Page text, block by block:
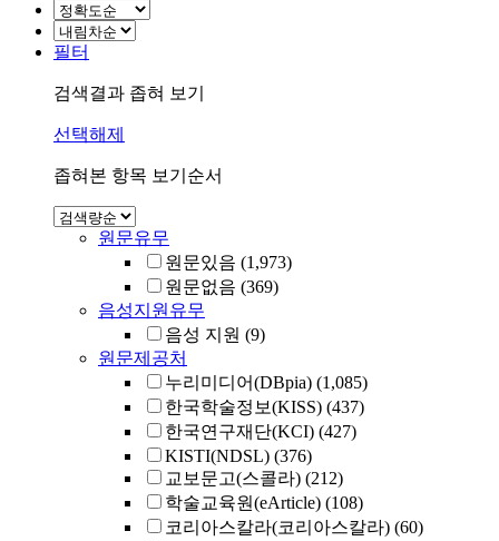
필터
검색결과 좁혀 보기
선택해제
좁혀본 항목 보기순서
원문유무
원문있음 (1,973)
원문없음 (369)
음성지원유무
음성 지원 (9)
원문제공처
누리미디어(DBpia) (1,085)
한국학술정보(KISS) (437)
한국연구재단(KCI) (427)
KISTI(NDSL) (376)
교보문고(스콜라) (212)
학술교육원(eArticle) (108)
코리아스칼라(코리아스칼라) (60)